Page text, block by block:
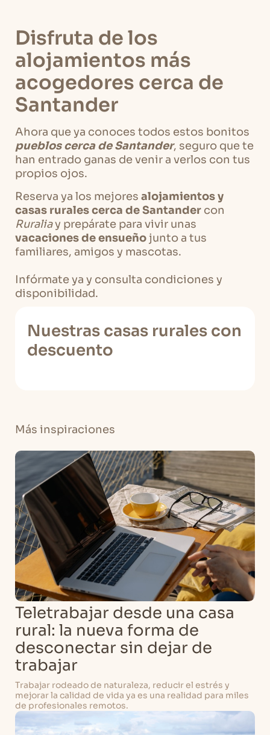
Disfruta de los
alojamientos más
acogedores cerca de
Santander
Ahora que ya conoces todos estos bonitos
pueblos cerca de Santander, seguro que te
han entrado ganas de venir a verlos con tus
propios ojos.
Reserva ya los mejores alojamientos y
casas rurales cerca de Santander con
Ruraliay prepárate para vivir unas
vacaciones de ensueño junto a tus
familiares, amigos y mascotas.
Infórmate ya y consulta condiciones y
disponibilidad.
Nuestras casas rurales con
descuento
Más inspiraciones
Teletrabajar desde una casa
rural: la nueva forma de
desconectar sin dejar de
trabajar
Trabajar rodeado de naturaleza, reducir el estrés y
mejorar la calidad de vida ya es una realidad para miles
de profesionales remotos.